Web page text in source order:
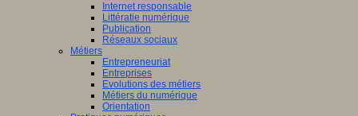
Internet responsable
Littératie numérique
Publication
Réseaux sociaux
Métiers
Entrepreneuriat
Entreprises
Evolutions des métiers
Métiers du numérique
Orientation